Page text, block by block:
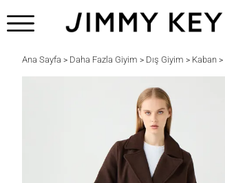
Ana Sayfa > Daha Fazla Giyim > Dış Giyim > Kaban >